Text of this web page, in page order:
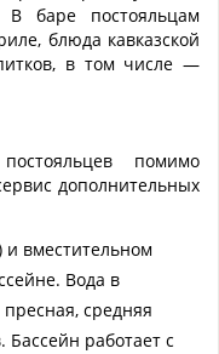
В баре постояльцам
блюда кавказской
в том числе —
помимо
дополнительных
вместительном
Вода в
средняя
работает с